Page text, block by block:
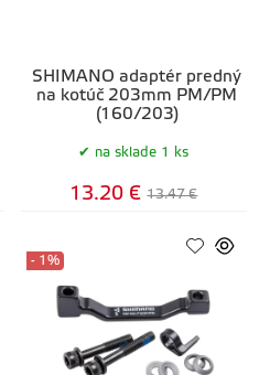
SHIMANO adaptér predný
na kotúč 203mm PM/PM
(160/203)
na sklade 1 ks
13.20 € 13.47 €
- 1%